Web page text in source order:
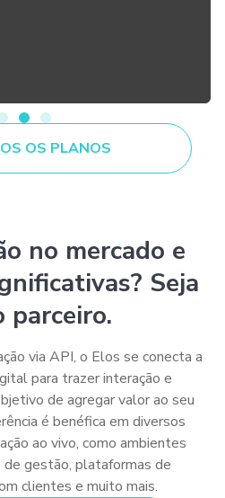
OS PLANOS
no mercado e
Seja
parceiro.
via API, o Elos se conecta a
para trazer interação e
de agregar valor ao seu
é benéfica em diversos
ao vivo, como ambientes
gestão, plataformas de
clientes e muito mais.